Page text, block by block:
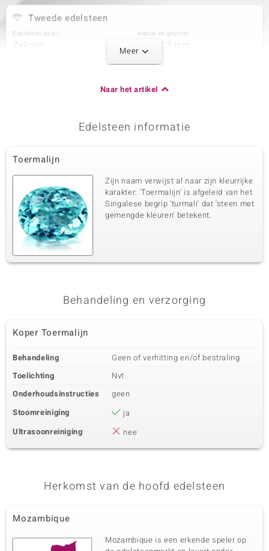
Tweede edelsteen
Edelsteen exact
Zirkoon
Aantal en grootte
12 à 2,3 mm
Herkomst
Zirkoon
Karaatgewicht som
0,421 ct
Slijpvorm
Rond Brilliant Geslepen
Zetting
Prong
Herkomst
Cambodja
Meer
Naar het artikel
Edelsteen informatie
Toermalijn
Zijn naam verwijst al naar zijn kleurrijke
karakter: 'Toermalijn' is afgeleid van het
Singalese begrip 'turmali' dat 'steen met
gemengde kleuren' betekent.
Behandeling en verzorging
Koper Toermalijn
Behandeling
Geen of verhitting en/of bestraling
Toelichting
Nvt
Onderhoudsinstructies
geen
Stoomreiniging
ja
Ultrasoonreiniging
nee
Herkomst van de hoofd edelsteen
Mozambique
Mozambique is een erkende speler op